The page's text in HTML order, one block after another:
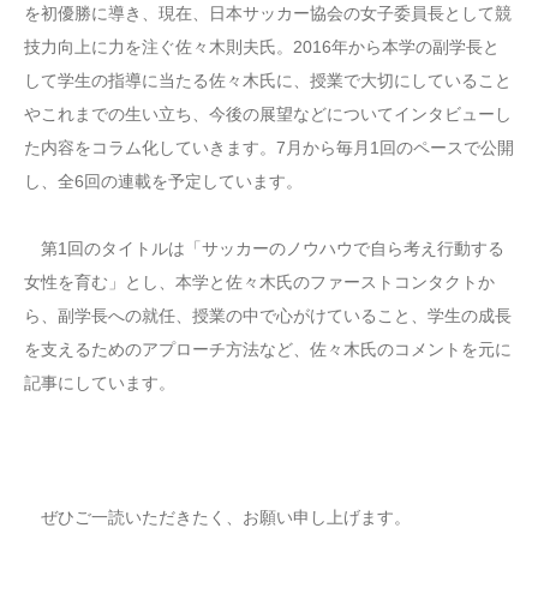
を初優勝に導き、現在、日本サッカー協会の女子委員長として競
技力向上に力を注ぐ佐々木則夫氏。2016年から本学の副学長と
して学生の指導に当たる佐々木氏に、授業で大切にしていること
やこれまでの生い立ち、今後の展望などについてインタビューし
た内容をコラム化していきます。7月から毎月1回のペースで公開
し、全6回の連載を予定しています。
第1回のタイトルは「サッカーのノウハウで自ら考え行動する
女性を育む」とし、本学と佐々木氏のファーストコンタクトか
ら、副学長への就任、授業の中で心がけていること、学生の成長
を支えるためのアプローチ方法など、佐々木氏のコメントを元に
記事にしています。
ぜひご一読いただきたく、お願い申し上げます。